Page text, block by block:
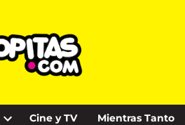
Cine y TV Mientras Tanto